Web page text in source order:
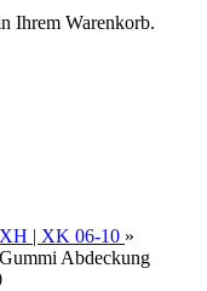
Ihrem Warenkorb.
| XK 06-10 »
Abdeckung